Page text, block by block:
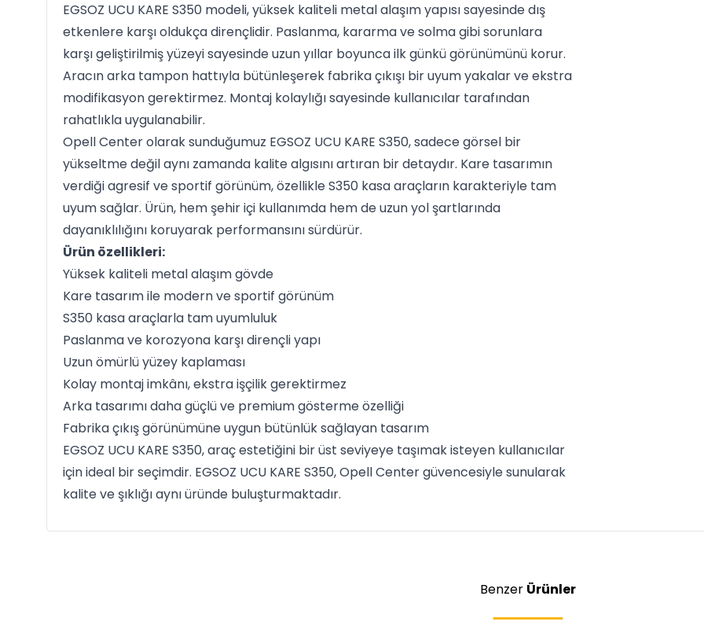
EGSOZ UCU KARE S350 modeli, yüksek kaliteli metal alaşım yapısı sayesinde dış
etkenlere karşı oldukça dirençlidir. Paslanma, kararma ve solma gibi sorunlara
karşı geliştirilmiş yüzeyi sayesinde uzun yıllar boyunca ilk günkü görünümünü korur.
Aracın arka tampon hattıyla bütünleşerek fabrika çıkışı bir uyum yakalar ve ekstra
modifikasyon gerektirmez. Montaj kolaylığı sayesinde kullanıcılar tarafından
rahatlıkla uygulanabilir.
Opell Center olarak sunduğumuz EGSOZ UCU KARE S350, sadece görsel bir
yükseltme değil aynı zamanda kalite algısını artıran bir detaydır. Kare tasarımın
verdiği agresif ve sportif görünüm, özellikle S350 kasa araçların karakteriyle tam
uyum sağlar. Ürün, hem şehir içi kullanımda hem de uzun yol şartlarında
dayanıklılığını koruyarak performansını sürdürür.
Ürün özellikleri:
Yüksek kaliteli metal alaşım gövde
Kare tasarım ile modern ve sportif görünüm
S350 kasa araçlarla tam uyumluluk
Paslanma ve korozyona karşı dirençli yapı
Uzun ömürlü yüzey kaplaması
Kolay montaj imkânı, ekstra işçilik gerektirmez
Arka tasarımı daha güçlü ve premium gösterme özelliği
Fabrika çıkış görünümüne uygun bütünlük sağlayan tasarım
EGSOZ UCU KARE S350, araç estetiğini bir üst seviyeye taşımak isteyen kullanıcılar
için ideal bir seçimdir. EGSOZ UCU KARE S350, Opell Center güvencesiyle sunularak
kalite ve şıklığı aynı üründe buluşturmaktadır.
Benzer Ürünler